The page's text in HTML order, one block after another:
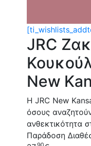
JRC
New
Η JRC New
όσους
ανθεκτικότητα
Παράδοση